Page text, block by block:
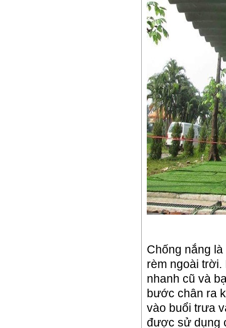
Chống nắng
rèm ngoài trời.
nhanh cũ và
bước chân ra
vào buổi trưa
được sử dụng